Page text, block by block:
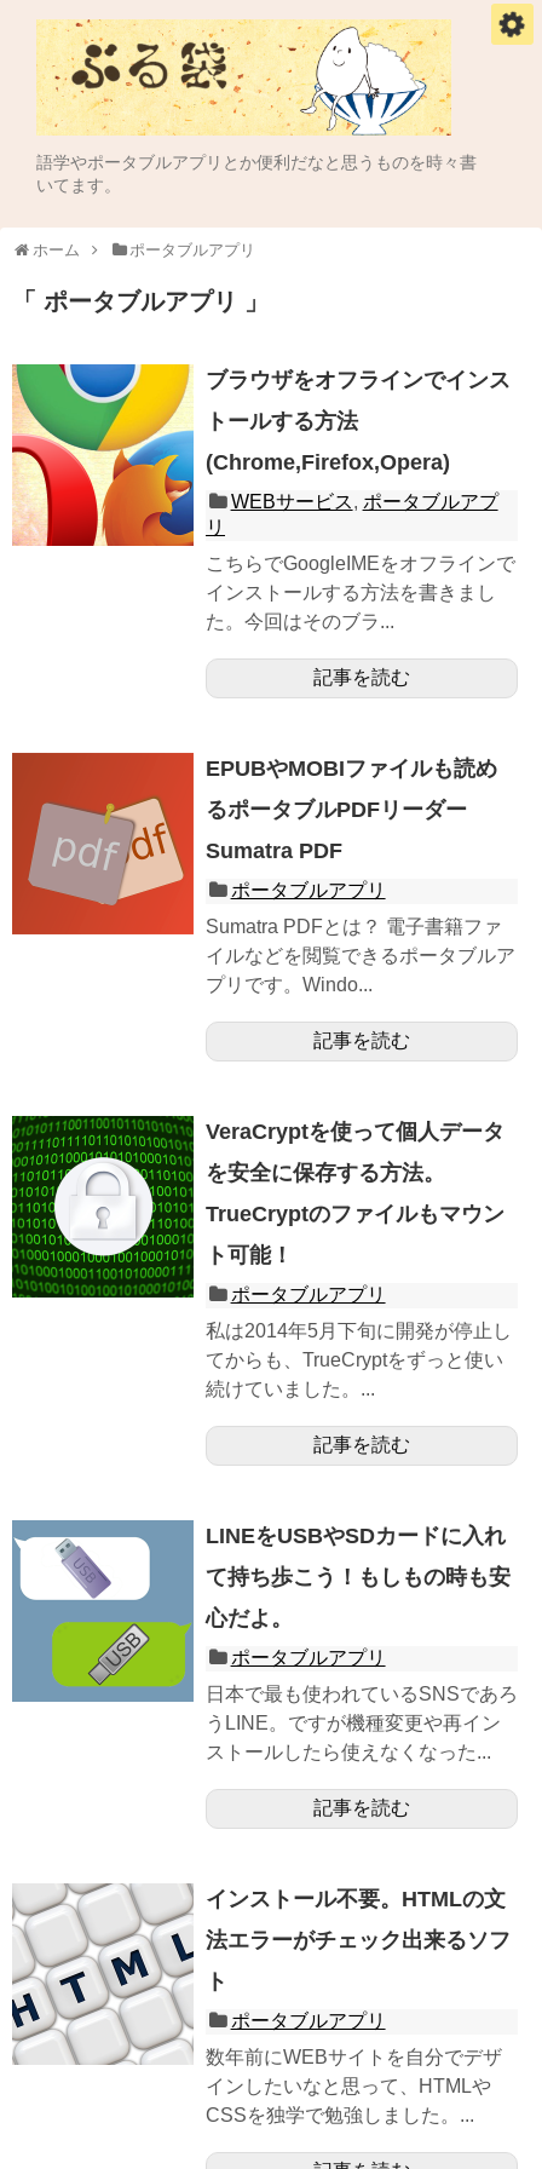
語学やポータブルアプリとか便利だなと思うものを時々書
いてます。
ホーム ポータブルアプリ
ポータブルアプリ
ブラウザをオフラインでインス
トールする方法
(Chrome,Firefox,Opera)
WEBサービス, ポータブルアプ
リ
こちらでGoogleIMEをオフラインで
インストールする方法を書きまし
た。今回はそのブラ...
記事を読む
EPUBやMOBIファイルも読め
るポータブルPDFリーダー
Sumatra PDF
ポータブルアプリ
Sumatra PDFとは？ 電子書籍ファ
イルなどを閲覧できるポータブルア
プリです。Windo...
記事を読む
VeraCryptを使って個人データ
を安全に保存する方法。
TrueCryptのファイルもマウン
ト可能！
ポータブルアプリ
私は2014年5月下旬に開発が停止し
てからも、TrueCryptをずっと使い
続けていました。...
記事を読む
LINEをUSBやSDカードに入れ
て持ち歩こう！もしもの時も安
心だよ。
ポータブルアプリ
日本で最も使われているSNSであろ
うLINE。ですが機種変更や再イン
ストールしたら使えなくなった...
記事を読む
インストール不要。HTMLの文
法エラーがチェック出来るソフ
ト
ポータブルアプリ
数年前にWEBサイトを自分でデザ
インしたいなと思って、HTMLや
CSSを独学で勉強しました。...